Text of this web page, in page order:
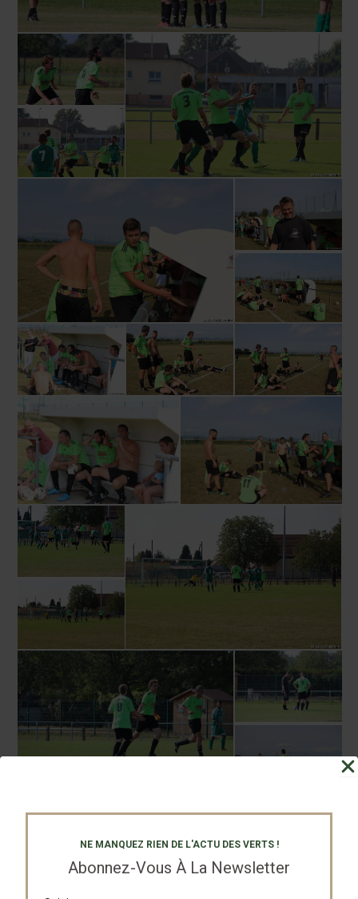
NE MANQUEZ RIEN DE L'ACTU DES VERTS !
Abonnez-Vous À La Newsletter